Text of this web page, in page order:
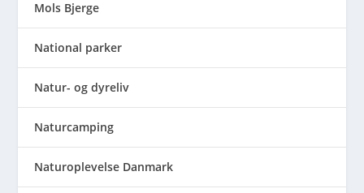
Mols Bjerge
National parker
Natur- og dyreliv
Naturcamping
Naturoplevelse Danmark